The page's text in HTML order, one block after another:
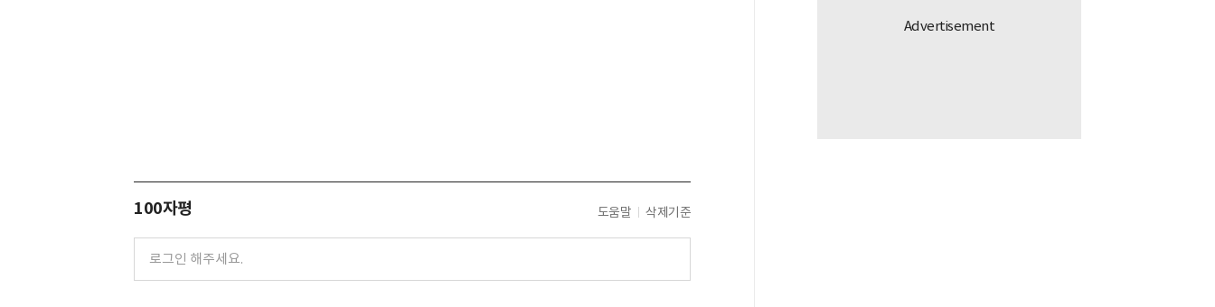
100자평 도움말 삭제기준